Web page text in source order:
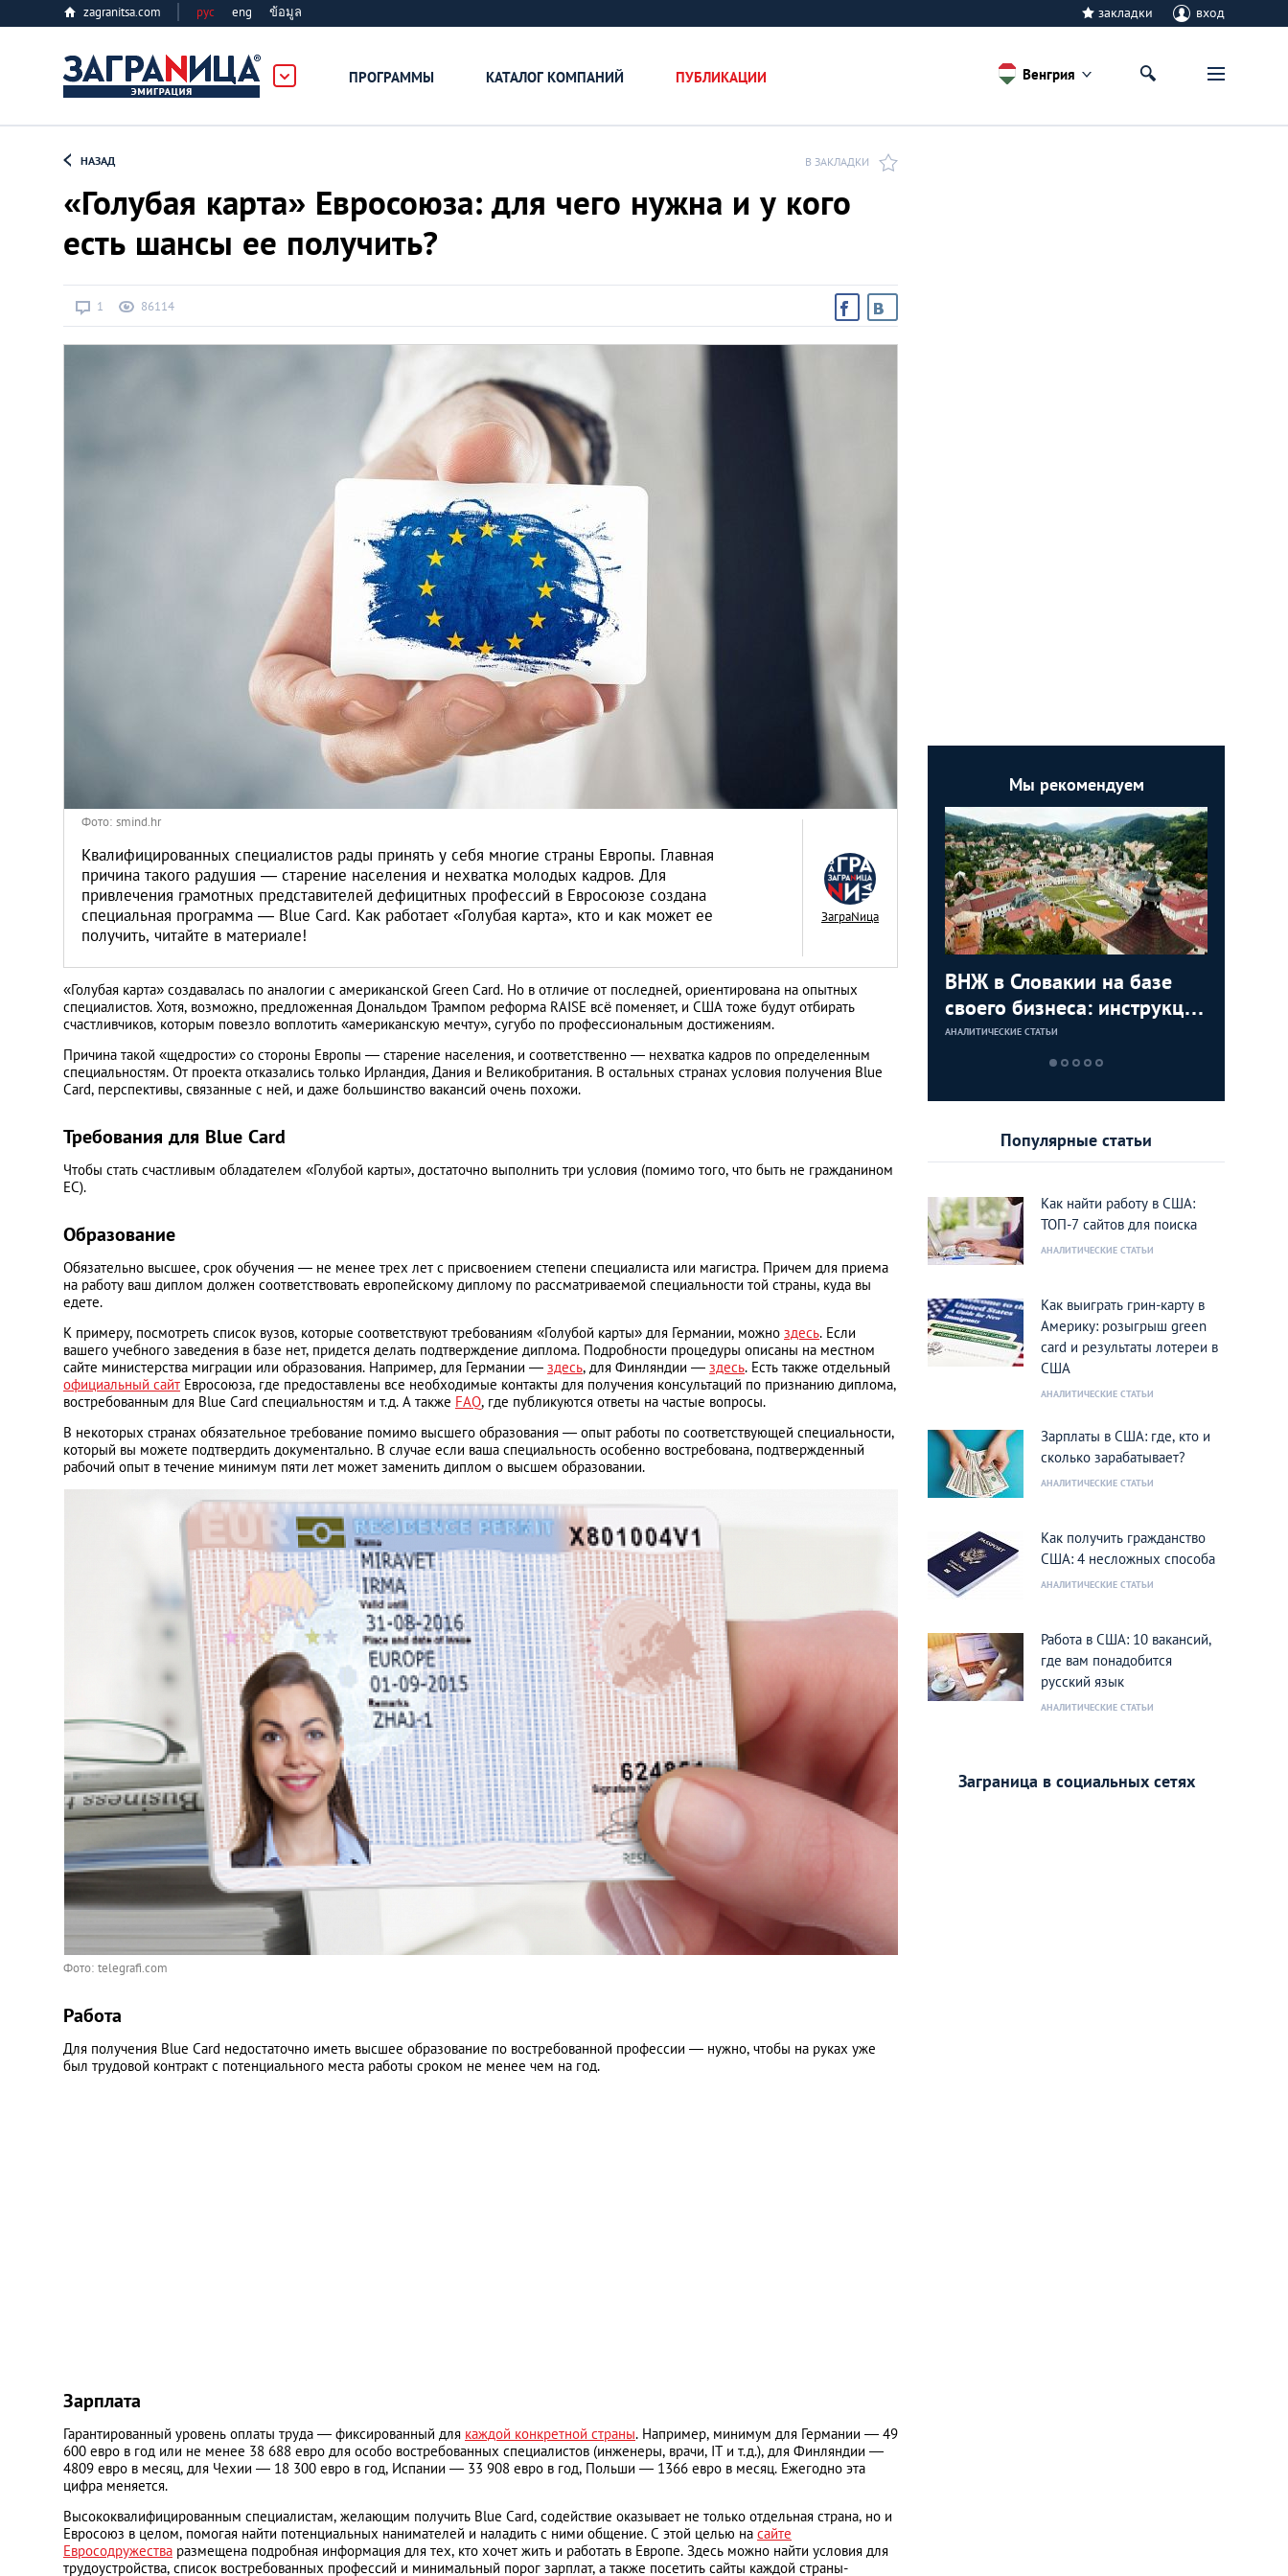
zagranitsa.com рус eng ข้อมูล закладки вход
ПРОГРАММЫ КАТАЛОГ КОМПАНИЙ ПУБЛИКАЦИИ
Все страны
Латвия
Литва
Мальта
Польша
Португалия
Россия
Словения
Таиланд
Украина
Франция
Черногория
Другие
Венгрия
НАЗАД В ЗАКЛАДКИ
«Голубая карта» Евросоюза: для чего нужна и у кого
есть шансы ее получить?
1 86114
Фото: smind.hr
Квалифицированных специалистов рады принять у себя многие страны Европы. Главная
причина такого радушия — старение населения и нехватка молодых кадров. Для
привлечения грамотных представителей дефицитных профессий в Евросоюзе создана
специальная программа — Blue Card. Как работает «Голубая карта», кто и как может ее
получить, читайте в материале!
ЗаграNица
«Голубая карта» создавалась по аналогии с американской Green Card. Но в отличие от последней, ориентирована на опытных
специалистов. Хотя, возможно, предложенная Дональдом Трампом реформа RAISE всё поменяет, и США тоже будут отбирать
счастливчиков, которым повезло воплотить «американскую мечту», сугубо по профессиональным достижениям.
Причина такой «щедрости» со стороны Европы — старение населения, и соответственно — нехватка кадров по определенным
специальностям. От проекта отказались только Ирландия, Дания и Великобритания. В остальных странах условия получения Blue
Card, перспективы, связанные с ней, и даже большинство вакансий очень похожи.
Требования для Blue Card
Чтобы стать счастливым обладателем «Голубой карты», достаточно выполнить три условия (помимо того, что быть не гражданином
ЕС).
Образование
Обязательно высшее, срок обучения — не менее трех лет с присвоением степени специалиста или магистра. Причем для приема
на работу ваш диплом должен соответствовать европейскому диплому по рассматриваемой специальности той страны, куда вы
едете.
К примеру, посмотреть список вузов, которые соответствуют требованиям «Голубой карты» для Германии, можно здесь. Если
вашего учебного заведения в базе нет, придется делать подтверждение диплома. Подробности процедуры описаны на местном
сайте министерства миграции или образования. Например, для Германии — здесь, для Финляндии — здесь. Есть также отдельный
официальный сайт Евросоюза, где предоставлены все необходимые контакты для получения консультаций по признанию диплома,
востребованным для Blue Card специальностям и т.д. А также FAQ, где публикуются ответы на частые вопросы.
В некоторых странах обязательное требование помимо высшего образования — опыт работы по соответствующей специальности,
который вы можете подтвердить документально. В случае если ваша специальность особенно востребована, подтвержденный
рабочий опыт в течение минимум пяти лет может заменить диплом о высшем образовании.
Фото: telegrafi.com
Работа
Для получения Blue Card недостаточно иметь высшее образование по востребованной профессии — нужно, чтобы на руках уже
был трудовой контракт с потенциального места работы сроком не менее чем на год.
Зарплата
Гарантированный уровень оплаты труда — фиксированный для каждой конкретной страны. Например, минимум для Германии — 49
600 евро в год или не менее 38 688 евро для особо востребованных специалистов (инженеры, врачи, IT и т.д.), для Финляндии —
4809 евро в месяц, для Чехии — 18 300 евро в год, Испании — 33 908 евро в год, Польши — 1366 евро в месяц. Ежегодно эта
цифра меняется.
Высококвалифицированным специалистам, желающим получить Blue Card, содействие оказывает не только отдельная страна, но и
Евросоюз в целом, помогая найти потенциальных нанимателей и наладить с ними общение. С этой целью на сайте
Евросодружества размещена подробная информация для тех, кто хочет жить и работать в Европе. Здесь можно найти условия для
трудоустройства, список востребованных профессий и минимальный порог зарплат, а также посетить сайты каждой страны-
Мы рекомендуем
ВНЖ в Словакии на базе
своего бизнеса: инструкция
для граждан СНГ
АНАЛИТИЧЕСКИЕ СТАТЬИ
Как открыть бизнес в
Словакии: процедура для
иностранцев
АНАЛИТИЧЕСКИЕ СТАТЬИ
Популярные статьи
Как найти работу в США:
ТОП-7 сайтов для поиска
АНАЛИТИЧЕСКИЕ СТАТЬИ
Как выиграть грин-карту в
Америку: розыгрыш green
card и результаты лотереи в
США
АНАЛИТИЧЕСКИЕ СТАТЬИ
Зарплаты в США: где, кто и
сколько зарабатывает?
АНАЛИТИЧЕСКИЕ СТАТЬИ
Как получить гражданство
США: 4 несложных способа
АНАЛИТИЧЕСКИЕ СТАТЬИ
Работа в США: 10 вакансий,
где вам понадобится
русский язык
АНАЛИТИЧЕСКИЕ СТАТЬИ
Заграница в социальных сетях